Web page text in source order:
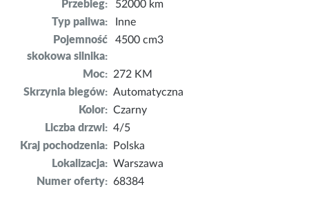
Przebieg:
52000 km
Typ paliwa:
Inne
Pojemność
skokowa silnika:
4500 cm3
Moc: 272 KM
Skrzynia biegów: Automatyczna
Kolor: Czarny
Liczba drzwi: 4/5
Kraj pochodzenia:
Polska
Lokalizacja: Warszawa
Numer oferty: 68384